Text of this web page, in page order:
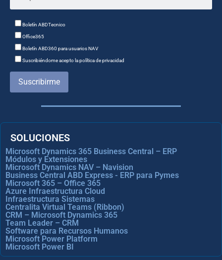
Boletín ABDTecnico
Office365
Boletín ABD360 para usuarios NAV
Suscribiéndome acepto la política de privacidad
Suscribirme
SOLUCIONES
Microsoft Dynamics 365 Business Central – ERP
Módulos y Extensiones
Microsoft Dynamics NAV – Navision
Business Central ABD Express - ERP para Pymes
Microsoft 365 – Office 365
Azure Infraestructura Cloud
Infraestructura Sistemas
Centralita Virtual Teams (Ribbon)
CRM – Microsoft Dynamics 365
Team Leader – CRM
Software para Recursos Humanos
Microsoft Power Platform
Microsoft Power BI